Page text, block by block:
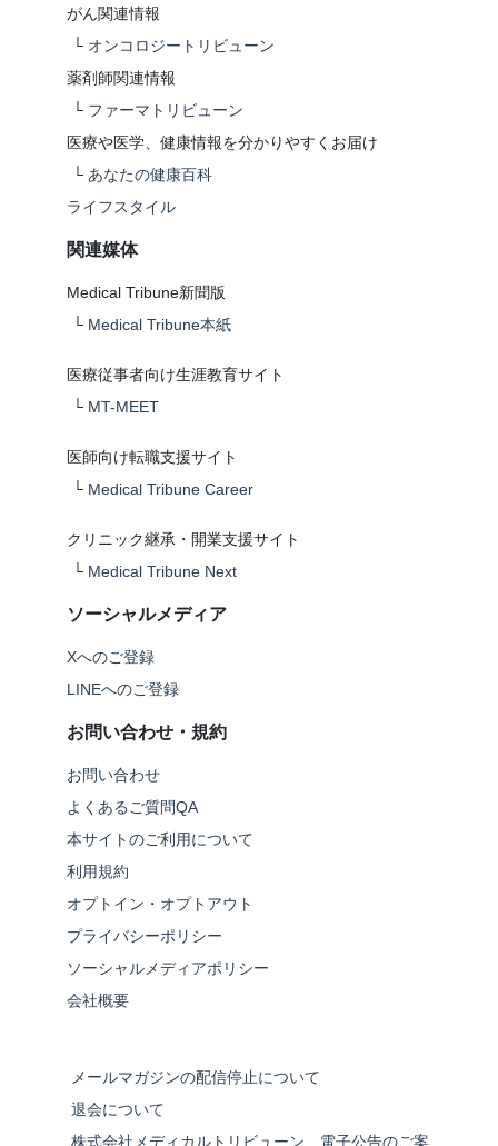
がん関連情報
└ オンコロジートリビューン
薬剤師関連情報
└ ファーマトリビューン
医療や医学、健康情報を分かりやすくお届け
└ あなたの健康百科
ライフスタイル
関連媒体
Medical Tribune新聞版
└ Medical Tribune本紙
医療従事者向け生涯教育サイト
└ MT-MEET
医師向け転職支援サイト
└ Medical Tribune Career
クリニック継承・開業支援サイト
└ Medical Tribune Next
ソーシャルメディア
Xへのご登録
LINEへのご登録
お問い合わせ・規約
お問い合わせ
よくあるご質問QA
本サイトのご利用について
利用規約
オプトイン・オプトアウト
プライバシーポリシー
ソーシャルメディアポリシー
会社概要
メールマガジンの配信停止について
退会について
株式会社メディカルトリビューン 電子公告のご案